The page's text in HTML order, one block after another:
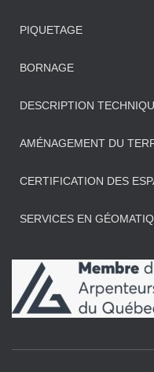
PIQUETAGE
BORNAGE
DESCRIPTION
AMÉNAGEMENT DU
CERTIFICATION DES
SERVICES EN